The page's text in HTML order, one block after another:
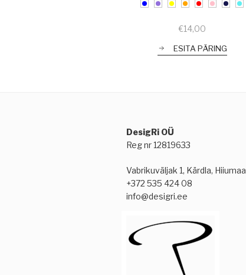
€14,00
ESITA PÄRING
DesigRi OÜ
Reg nr 12819633
Vabrikuväljak 1, Kärdla, Hiiumaa
+372 535 424 08
info@desigri.ee